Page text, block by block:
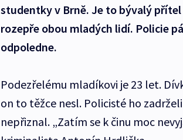
studentky v Brně. Je to bývalý
rozepře obou mladých lidí. Policie
odpoledne.
Podezřelému mladíkovi je 23 let.
on to těžce nesl. Policisté ho
nepřiznal. „Zatím se k činu moc